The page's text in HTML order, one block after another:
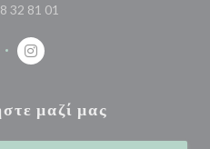
32 81 01
((ανοίγει σε νέο
Instagram ((ανοίγει σε νέο
μαζί μας